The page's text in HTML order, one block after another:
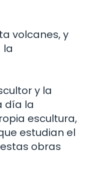
volcanes, y
la
y la
día la
escultura,
estudian el
obras